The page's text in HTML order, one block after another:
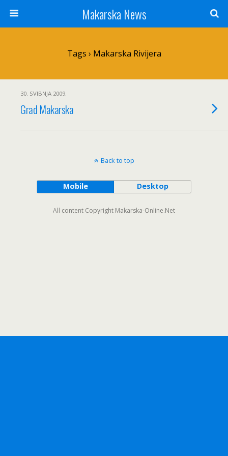
Makarska News
Tags › Makarska Rivijera
30. SVIBNJA 2009.
Grad Makarska
Back to top
Mobile Desktop
All content Copyright Makarska-Online.Net